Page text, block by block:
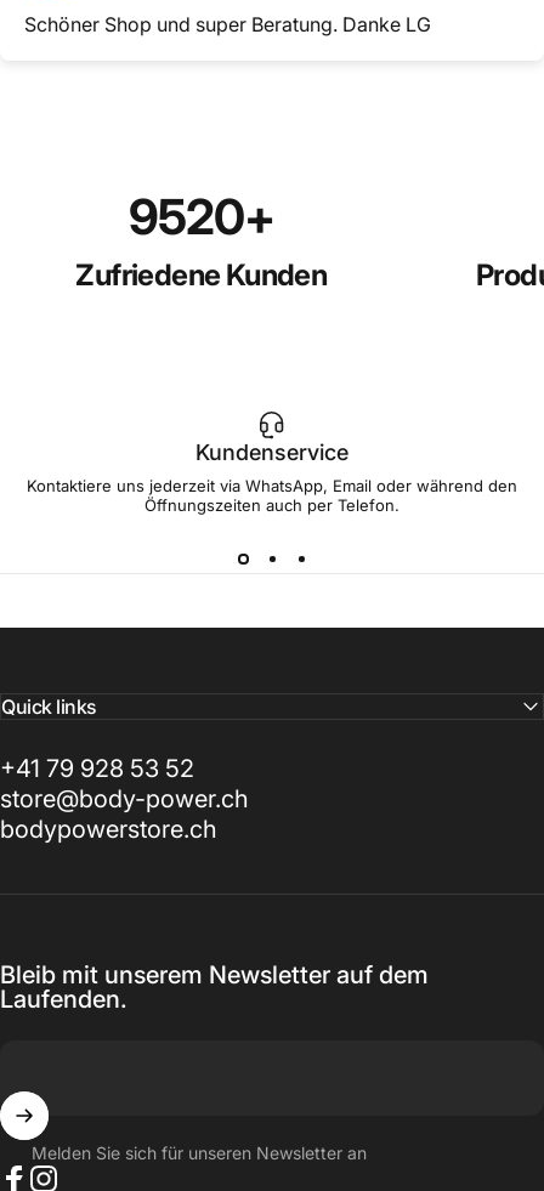
Schöner Shop und super Beratung. Danke LG
9985+
Zufriedene Kunden
Kundenservice
Kontaktiere uns jederzeit via WhatsApp, Email oder während den
Öffnungszeiten auch per Telefon.
Quick links
+41 79 928 53 52
store@body-power.ch
bodypowerstore.ch
Bleib mit unserem Newsletter auf dem
Laufenden.
Melden Sie sich für unseren Newsletter an